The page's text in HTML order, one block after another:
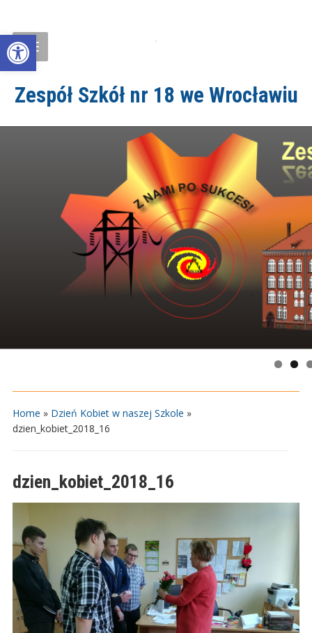
Open toolbar
Zespół Szkół nr 18 we Wrocławiu
Home » Dzień Kobiet w naszej Szkole »
dzien_kobiet_2018_16
dzien_kobiet_2018_16